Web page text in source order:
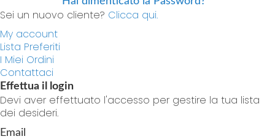
Sei un nuovo cliente? Clicca qui.
My account
Lista Preferiti
I Miei Ordini
Contattaci
Effettua il login
Devi aver effettuato l'accesso per gestire la tua lista
dei desideri.
Email